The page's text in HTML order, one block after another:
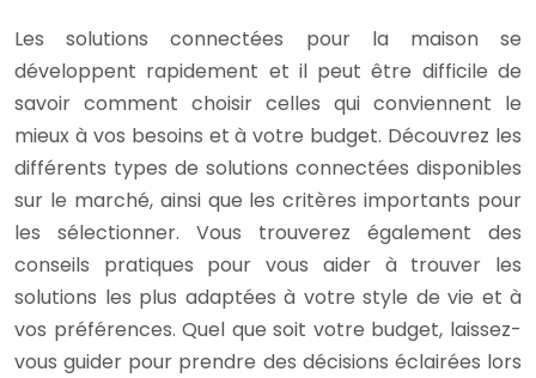
Les solutions connectées pour la maison se
développent rapidement et il peut être difficile de
savoir comment choisir celles qui conviennent le
mieux à vos besoins et à votre budget. Découvrez les
différents types de solutions connectées disponibles
sur le marché, ainsi que les critères importants pour
les sélectionner. Vous trouverez également des
conseils pratiques pour vous aider à trouver les
solutions les plus adaptées à votre style de vie et à
vos préférences. Quel que soit votre budget, laissez-
vous guider pour prendre des décisions éclairées lors